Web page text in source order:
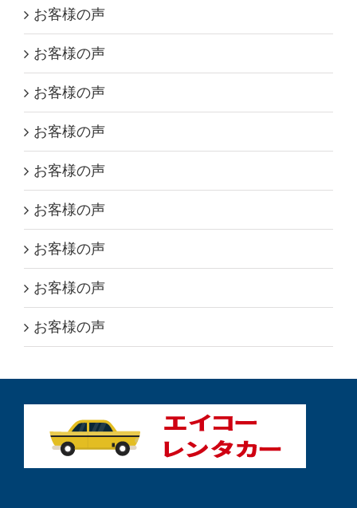
お客様の声
お客様の声
お客様の声
お客様の声
お客様の声
お客様の声
お客様の声
お客様の声
お客様の声